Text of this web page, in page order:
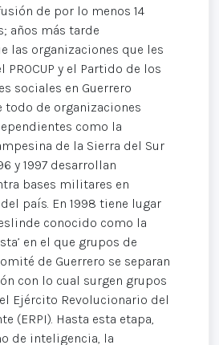
de por lo menos 14
años más tarde
las organizaciones que les
PROCUP y el Partido de los
sociales en Guerrero
todo de organizaciones
como la
de la Sierra del Sur
y 1997 desarrollan
bases militares en
país. En 1998 tiene lugar
conocido como la
en el que grupos de
de Guerrero se separan
con lo cual surgen grupos
Ejército Revolucionario del
(ERPI). Hasta esta etapa,
de inteligencia, la